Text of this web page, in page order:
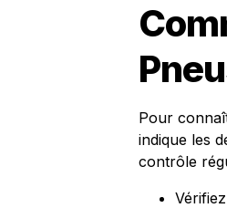
Pour
indique les
contrôle